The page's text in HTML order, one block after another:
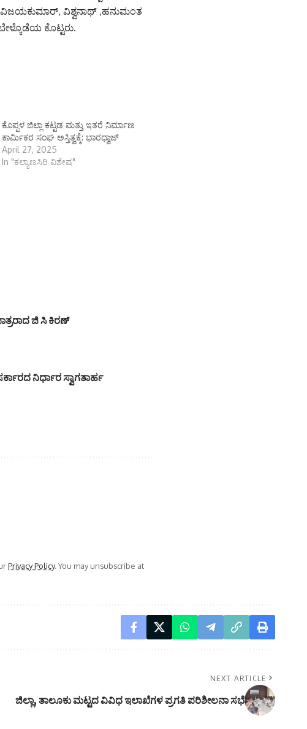
ವಿಜಯಕುಮಾರ್, ವಿಶ್ವನಾಥ್ ,ಹನುಮಂತ
ಕೊಟ್ಟರು.
ಕೊಪ್ಪಳ ಜಿಲ್ಲಾ ಕಟ್ಟಡ ಮತ್ತು ಇತರೆ ನಿರ್ಮಾಣ
ಕಾರ್ಮಿಕರ ಸಂಘ ಅಸ್ತಿತ್ವಕ್ಕೆ: ಭಾರಧ್ವಾಜ್
April 27, 2025
In "ಕಲ್ಯಾಣಸಿರಿ ವಿಶೇಷ"
ಜಿ ಸಿ ಕಿರಣ್
ನಿರ್ಧಾರ ಸ್ವಾಗತಾರ್ಹ
Privacy Policy. You may unsubscribe at
NEXT ARTICLE
ಜಿಲ್ಲಾ, ತಾಲೂಕು ಮಟ್ಟದ ವಿವಿಧ ಇಲಾಖೆಗಳ ಪ್ರಗತಿ ಪರಿಶೀಲನಾ ಸಭೆ